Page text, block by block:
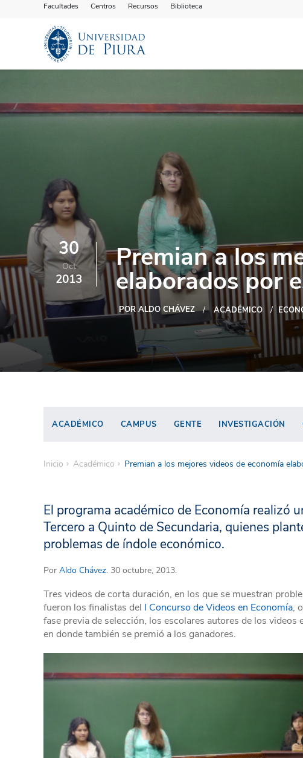
Facultades Centros Recursos Biblioteca
30
Oct
2013
Premian a los
elaborados por
POR ALDO CHÁVEZ ACADÉMICO
ACADÉMICO CAMPUS GENTE INVESTIGACIÓN
Inicio Académico Premian a los mejores videos de economía
El programa académico de Economía realizó
Tercero a Quinto de Secundaria, quienes
problemas de índole económico.
Por Aldo Chávez. 30 octubre, 2013.
Tres videos de corta duración, en los que se muestran
fueron los finalistas del I Concurso de Videos en Economía,
fase previa de selección, los escolares autores de los
en donde también se premió a los ganadores.